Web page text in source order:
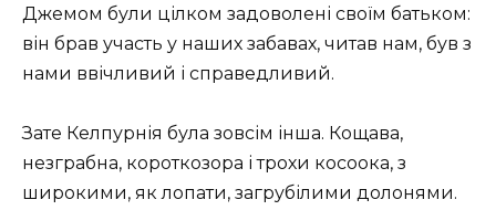
Джемом були цілком задоволені своїм батьком:
він брав участь у наших забавах, читав нам, був з
нами ввічливий і справедливий.
Зате Келпурнія була зовсім інша. Кощава,
незграбна, короткозора і трохи косоока, з
широкими, як лопати, загрубілими долонями.